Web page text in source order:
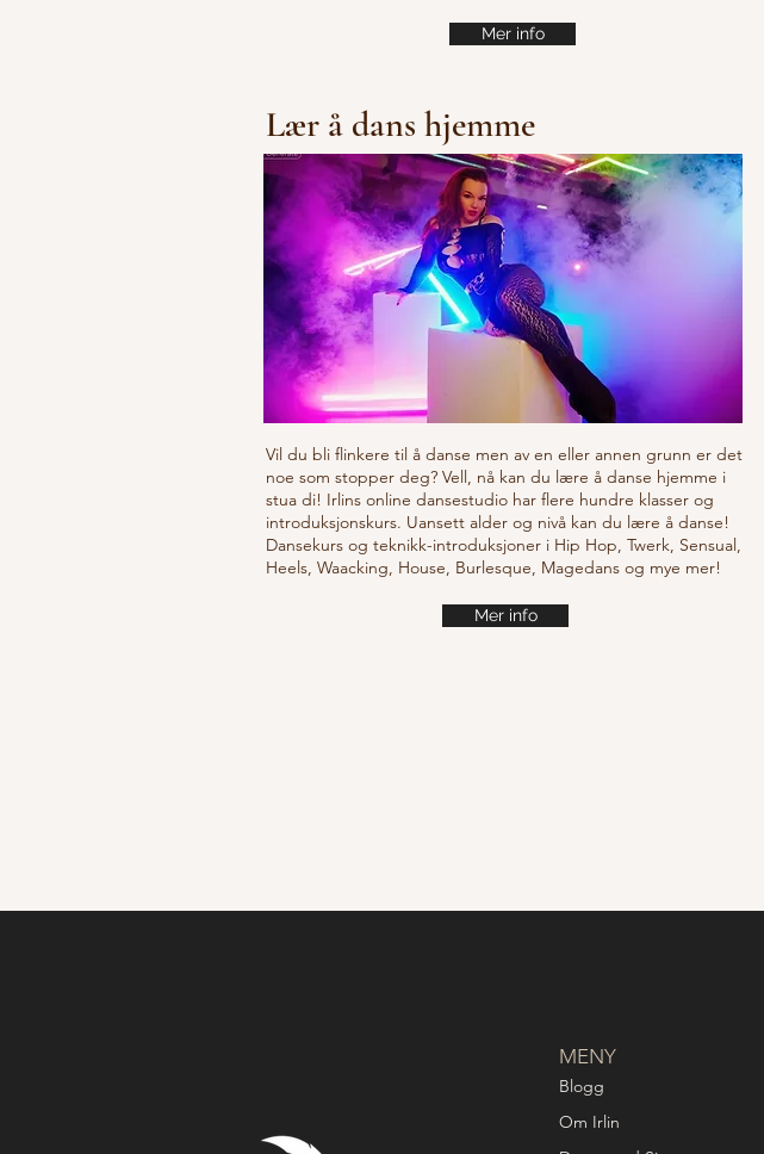
Mer info
Lær å dans hjemme
Vil du bli flinkere til å danse men av en eller annen grunn er det
noe som stopper deg? Vell, nå kan du lære å danse hjemme i
stua di! Irlins online dansestudio har flere hundre klasser og
introduksjonskurs. Uansett alder og nivå kan du lære å danse!
Dansekurs og teknikk-introduksjoner i Hip Hop, Twerk, Sensual,
Heels, Waacking, House, Burlesque, Magedans og mye mer!
Mer info
MENY
Blogg
Om Irlin